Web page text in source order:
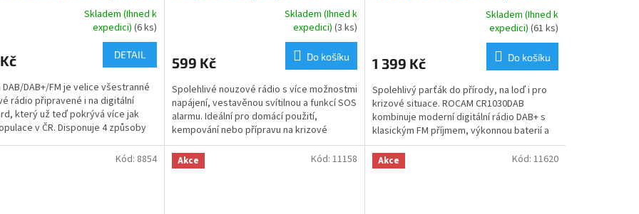
a dobíjením mobilu a
5000 mAh
Skladem (Ihned k
expedici) (6 ks)
DETAIL
DAB/DAB+/FM je velice všestranné
rádio připravené i na digitální
který už teď pokrývá více jak
v ČR. Disponuje 4 způsoby
- klikou s...
2000mAh AM/FM/SW Rádio se
solárním a ručním dobíjením,
powerbankou a svítilnou
je
z
5
hvězdiček.
Skladem (Ihned k
expedici) (3 ks)
599 Kč Do košíku
Spolehlivé nouzové rádio s více možnostmi
napájení, vestavěnou svítilnou a funkcí SOS
alarmu. Ideální pro domácí použití,
kempování nebo přípravu na krizové
situace.
se svítilnou a dobíjením mobilu a
powerbankou 12000 mAh
je
z
5
hvězdiček.
Skladem (Ihned k
expedici) (61 ks)
1 399 Kč Do košíku
Spolehlivý parťák do přírody, na loď i pro
krizové situace. ROCAM CR1030DAB
kombinuje moderní digitální rádio DAB+ s
klasickým FM příjmem, výkonnou baterií a
několika způsoby...
Kód: 8854 Akce Kód: 11158 Akce Kód: 11620